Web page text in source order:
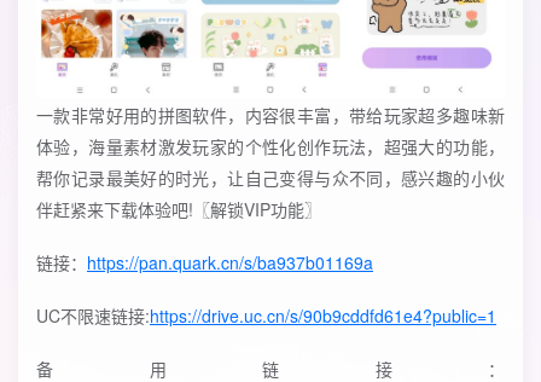
一款非常好用的拼图软件，内容很丰富，带给玩家超多趣味新
体验，海量素材激发玩家的个性化创作玩法，超强大的功能，
帮你记录最美好的时光，让自己变得与众不同，感兴趣的小伙
伴赶紧来下载体验吧!〖解锁VIP功能〗
链接： https://pan.quark.cn/s/ba937b01169a
UC不限速链接:https://drive.uc.cn/s/90b9cddfd61e4?public=1
备用链接：